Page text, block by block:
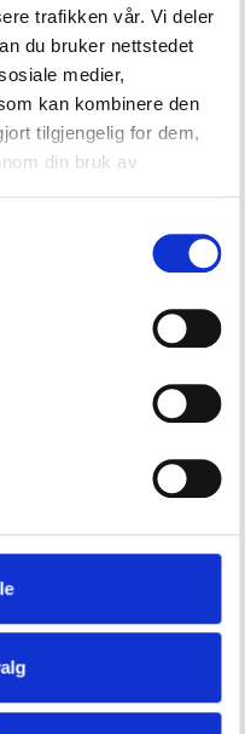
trafikken vår. Vi deler
du bruker nettstedet
medier,
kan kombinere den
tilgjengelig for dem,
din bruk av